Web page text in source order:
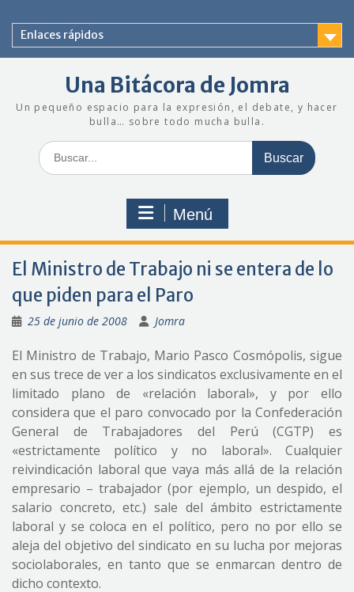
contenido
Enlaces rápidos
Una Bitácora de Jomra
Un pequeño espacio para la expresión, el debate, y hacer
bulla… sobre todo mucha bulla.
Buscar:
Menú
El Ministro de Trabajo ni se entera de lo
que piden para el Paro
25 de junio de 2008 Jomra
El Ministro de Trabajo, Mario Pasco Cosmópolis, sigue
en sus trece de ver a los sindicatos exclusivamente en el
limitado plano de «relación laboral», y por ello
considera que el paro convocado por la Confederación
General de Trabajadores del Perú (CGTP) es
«estrictamente político y no laboral». Cualquier
reivindicación laboral que vaya más allá de la relación
empresario – trabajador (por ejemplo, un despido, el
salario concreto, etc.) sale del ámbito estrictamente
laboral y se coloca en el político, pero no por ello se
aleja del objetivo del sindicato en su lucha por mejoras
sociolaborales, en tanto que se enmarcan dentro de
dicho contexto.